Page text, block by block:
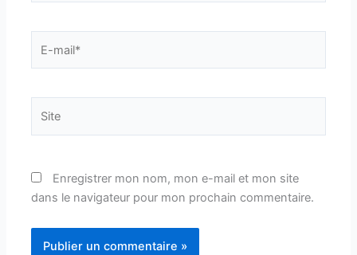
mail*
Enregistrer mon nom, mon e-mail et mon site
dans le navigateur pour mon prochain commentaire.